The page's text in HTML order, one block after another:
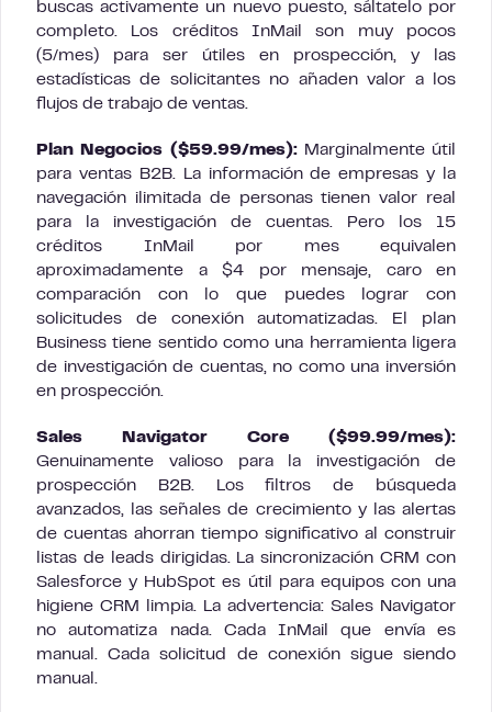
buscas activamente un nuevo puesto, sáltatelo por
completo. Los créditos InMail son muy pocos
(5/mes) para ser útiles en prospección, y las
estadísticas de solicitantes no añaden valor a los
flujos de trabajo de ventas.
Plan Negocios ($59.99/mes):Marginalmente útil
para ventas B2B. La información de empresas y la
navegación ilimitada de personas tienen valor real
para la investigación de cuentas. Pero los 15
créditos InMail por mes equivalen
aproximadamente a $4 por mensaje, caro en
comparación con lo que puedes lograr con
solicitudes de conexión automatizadas. El plan
Business tiene sentido como una herramienta ligera
de investigación de cuentas, no como una inversión
en prospección.
Sales Navigator Core ($99.99/mes):
Genuinamente valioso para la investigación de
prospección B2B. Los filtros de búsqueda
avanzados, las señales de crecimiento y las alertas
de cuentas ahorran tiempo significativo al construir
listas de leads dirigidas. La sincronización CRM con
Salesforce y HubSpot es útil para equipos con una
higiene CRM limpia. La advertencia: Sales Navigator
no automatiza nada. Cada InMail que envía es
manual. Cada solicitud de conexión sigue siendo
manual.